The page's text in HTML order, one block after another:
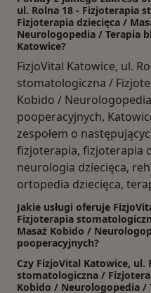
ul. Rolna 18 - Fizjoterapia
Fizjoterapia dziecięca /
Neurologopedia / Terapia
Katowice?
FizjoVital Katowice, ul.
stomatologiczna /
Kobido /
pooperacyjnych,
zespołem o
fizjoterapia, fizjoterapia
neurologia dziecięca,
ortopedia dziecięca,
Jakie usługi oferuje
Fizjoterapia
Masaż Kobido /
pooperacyjnych?
Czy FizjoVital Katowice, ul.
stomatologiczna /
Kobido / Neurologopedia /